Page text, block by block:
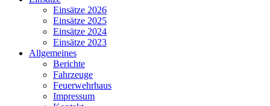
Einsätze 2026
Einsätze 2025
Einsätze 2024
Einsätze 2023
Allgemeines
Berichte
Fahrzeuge
Feuerwehrhaus
Impressum